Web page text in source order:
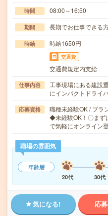
時間 08:00～16:50
期間 長期でお仕事できる
時給 時給1650円
交通費
交通費規定内支給
仕事内容
工事現場にある建設
にインパクトドライ
応募資格
職種未経験OK / ブラ
◆未経験OK！〇まず
で気軽にオンライン
職場の雰囲気
年齢層
20代
30代
気になる! 応